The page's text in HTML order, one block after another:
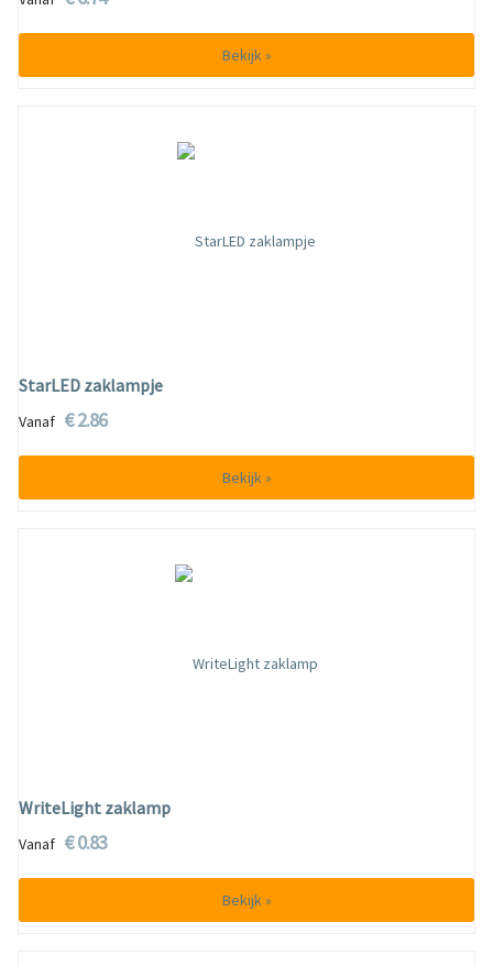
Bekijk »
StarLED zaklampje
Vanaf € 2.86
Bekijk »
WriteLight zaklamp
Vanaf € 0.83
Bekijk »